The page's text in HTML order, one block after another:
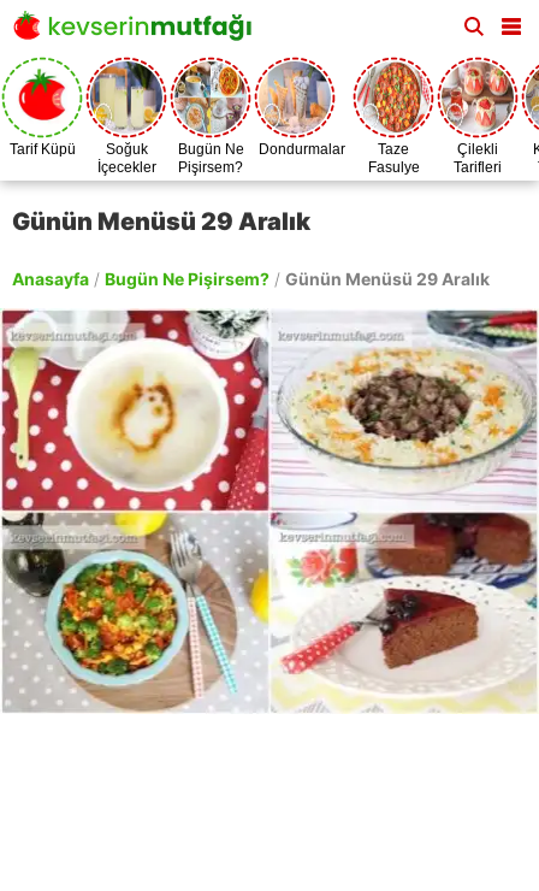
Tarif Küpü
Soğuk
İçecekler
Bugün Ne
Pişirsem?
Dondurmalar
Taze
Fasulye
Zamanı
Çilekli
Tarifleri
Günün Menüsü 29 Aralık
Anasayfa / Bugün Ne Pişirsem? / Günün Menüsü 29 Aralık